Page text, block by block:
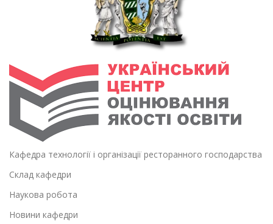
Кафедра технології і організації ресторанного господарства
Склад кафедри
Наукова робота
Новини кафедри